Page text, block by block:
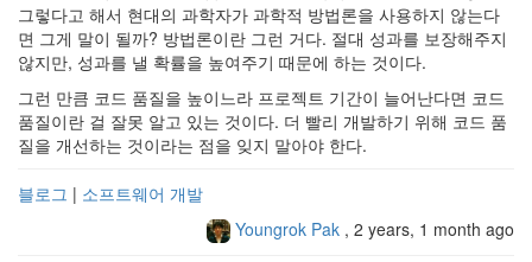
그렇다고 해서 현대의 과학자가 과학적 방법론을 사용하지 않는다
면 그게 말이 될까? 방법론이란 그런 거다. 절대 성과를 보장해주지
않지만, 성과를 낼 확률을 높여주기 때문에 하는 것이다.
그런 만큼 코드 품질을 높이느라 프로젝트 기간이 늘어난다면 코드
품질이란 걸 잘못 알고 있는 것이다. 더 빨리 개발하기 위해 코드 품
질을 개선하는 것이라는 점을 잊지 말아야 한다.
블로그 | 소프트웨어 개발
Youngrok Pak , 2 years, 1 month ago